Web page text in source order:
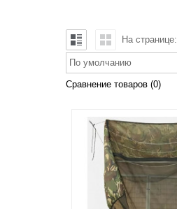
На странице:
По умолчанию
Сравнение товаров (0)